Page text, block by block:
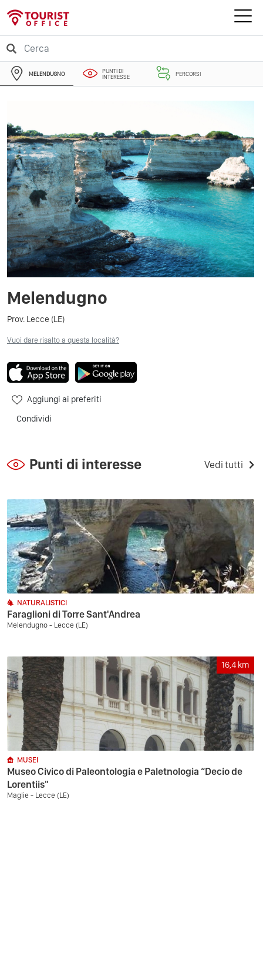
MELENDUGNO
PUNTI DI
INTERESSE
PERCORSI
Melendugno
Prov. Lecce (LE)
Vuoi dare risalto a questa località?
Aggiungi ai preferiti
Condividi
Punti di interesse Vedi tutti
NATURALISTICI
Faraglioni di Torre Sant'Andrea
Melendugno - Lecce (LE)
16,4 km
MUSEI
Museo Civico di Paleontologia e Paletnologia “Decio de
Lorentiis"
Maglie - Lecce (LE)